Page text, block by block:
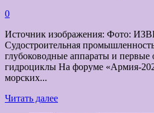
0
Источник изображения: Фото:
Судостроительная
глубоководные аппараты и первые
гидроциклы На форуме «Армия-
морских...
Читать далееПрочитать